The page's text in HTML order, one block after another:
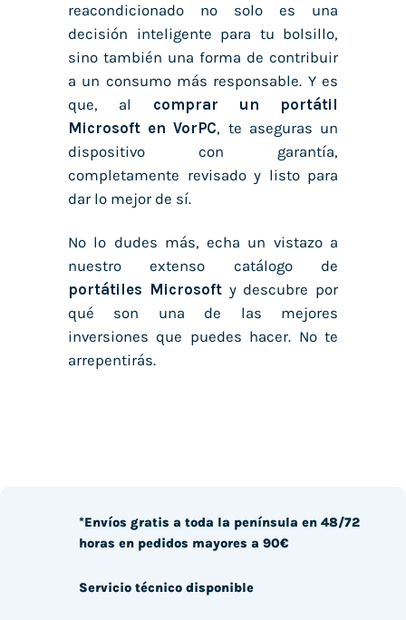
reacondicionado no solo es una
decisión inteligente para tu bolsillo,
sino también una forma de contribuir
a un consumo más responsable. Y es
que, al comprar un portátil
Microsoft en VorPC, te aseguras un
dispositivo con garantía,
completamente revisado y listo para
dar lo mejor de sí.
No lo dudes más, echa un vistazo a
nuestro extenso catálogo de
portátiles Microsofty descubre por
qué son una de las mejores
inversiones que puedes hacer. No te
arrepentirás.
*Envíos gratis a toda la península en 48/72
horas en pedidos mayores a 90€
Servicio técnico disponible